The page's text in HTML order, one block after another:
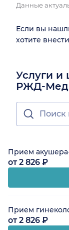
Данные
Если вы
хотите
Услуги и
РЖД-
Прием
от 2 826 ₽
Прием
от 2 826 ₽